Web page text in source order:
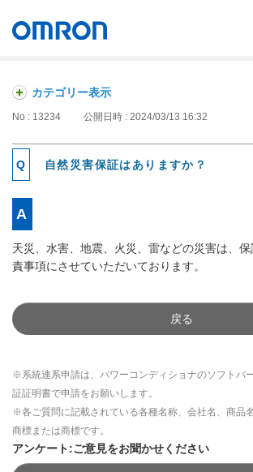
カテゴリー表示
No : 13234 公開日時 : 2024/03/13 16:32
自然災害保証はありますか？
天災、水害、地震、火災、雷などの災害は、
責事項にさせていただいております。
戻る
※系統連系申請は、パワーコンディショナのソフトバ
証証明書で申請をお願いします。
※各ご質問に記載されている各種名称、会社名、商品
商標または商標です。
アンケート:ご意見をお聞かせください